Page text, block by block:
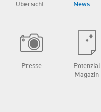
Übersicht News
Presse
Potenzial
Magazin